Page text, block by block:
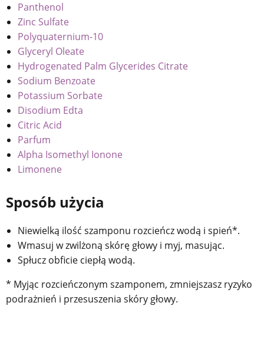
Panthenol
Zinc Sulfate
Polyquaternium-10
Glyceryl Oleate
Hydrogenated Palm Glycerides Citrate
Sodium Benzoate
Potassium Sorbate
Disodium Edta
Citric Acid
Parfum
Alpha Isomethyl Ionone
Limonene
Sposób użycia
Niewielką ilość szamponu rozcieńcz wodą i spień*.
Wmasuj w zwilżoną skórę głowy i myj, masując.
Spłucz obficie ciepłą wodą.
* Myjąc rozcieńczonym szamponem, zmniejszasz ryzyko
podrażnień i przesuszenia skóry głowy.